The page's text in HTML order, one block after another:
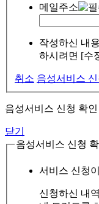
메일주소
작성하신 내
하시려면 [수
취소 음성서비스 신
음성서비스 신청 확인
닫기
음성서비스 신청
서비스 신청
신청하신 내